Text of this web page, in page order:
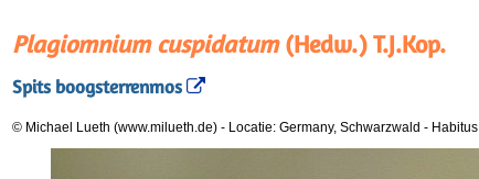
Plagiomnium cuspidatum(Hedw.) T.J.Kop.
Spits boogsterrenmos
© Michael Lueth (www.milueth.de) - Locatie: Germany, Schwarzwald - Habitus